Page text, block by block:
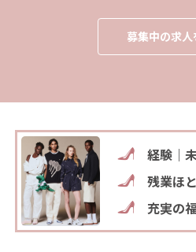
募集中の求人
経験｜
残業ほ
充実の